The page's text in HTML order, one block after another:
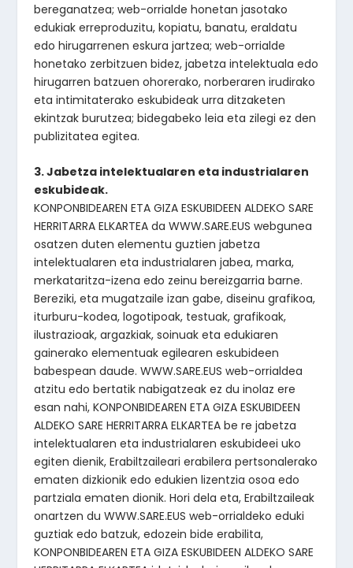
bereganatzea; web-orrialde honetan jasotako
edukiak erreproduzitu, kopiatu, banatu, eraldatu
edo hirugarrenen eskura jartzea; web-orrialde
honetako zerbitzuen bidez, jabetza intelektuala edo
hirugarren batzuen ohorerako, norberaren irudirako
eta intimitaterako eskubideak urra ditzaketen
ekintzak burutzea; bidegabeko leia eta zilegi ez den
publizitatea egitea.
3. Jabetza intelektualaren eta industrialaren
eskubideak.
KONPONBIDEAREN ETA GIZA ESKUBIDEEN ALDEKO SARE
HERRITARRA ELKARTEA da WWW.SARE.EUS webgunea
osatzen duten elementu guztien jabetza
intelektualaren eta industrialaren jabea, marka,
merkataritza-izena edo zeinu bereizgarria barne.
Bereziki, eta mugatzaile izan gabe, diseinu grafikoa,
iturburu-kodea, logotipoak, testuak, grafikoak,
ilustrazioak, argazkiak, soinuak eta edukiaren
gainerako elementuak egilearen eskubideen
babespean daude. WWW.SARE.EUS web-orrialdea
atzitu edo bertatik nabigatzeak ez du inolaz ere
esan nahi, KONPONBIDEAREN ETA GIZA ESKUBIDEEN
ALDEKO SARE HERRITARRA ELKARTEA be re jabetza
intelektualaren eta industrialaren eskubideei uko
egiten dienik, Erabiltzaileari erabilera pertsonalerako
ematen dizkionik edo edukien lizentzia osoa edo
partziala ematen dionik. Hori dela eta, Erabiltzaileak
onartzen du WWW.SARE.EUS web-orrialdeko eduki
guztiak edo batzuk, edozein bide erabilita,
KONPONBIDEAREN ETA GIZA ESKUBIDEEN ALDEKO SARE